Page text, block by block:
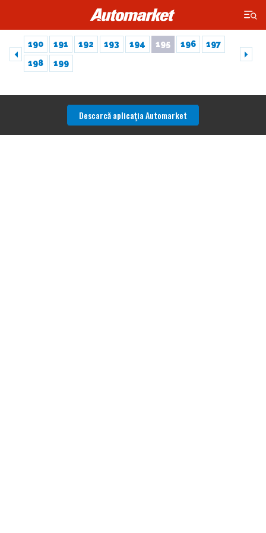
×
190 191 192 193 194 195 196
197
198
199
Descarcă aplicaţia Automarket